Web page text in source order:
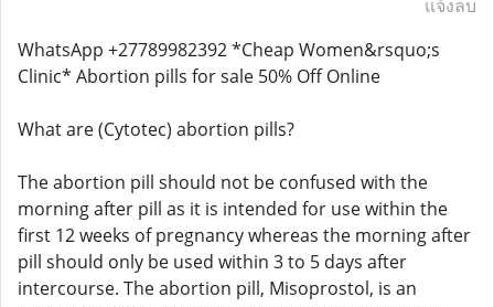
แจ้งลบ
WhatsApp +27789982392 *Cheap Women&rsquo;s
Clinic* Abortion pills for sale 50% Off Online
What are (Cytotec) abortion pills?
The abortion pill should not be confused with the
morning after pill as it is intended for use within the
first 12 weeks of pregnancy whereas the morning after
pill should only be used within 3 to 5 days after
intercourse. The abortion pill, Misoprostol, is an